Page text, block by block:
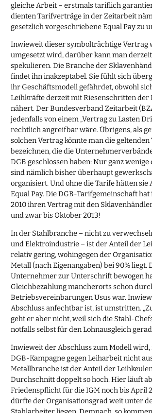
gleiche Arbeit – erstmals tariflich
dienten Tarifverträge in der Zeitarbeit
gesetzlich vorgeschriebene Equal Pay zu
Inwieweit dieser symbolträchtige Vertrag
umgesetzt wird, darüber kann man
spekulieren. Die Branche der
findet ihn inakzeptabel. Sie fühlt sich
ihr Geschäftsmodell gefährdet, obwohl
Leihkräfte derzeit mit Riesenschritten der
nähert. Der Bundesverband Zeitarbeit
jedenfalls von einem „Vertrag zu Lasten
rechtlich angreifbar wäre. Übrigens, als
solchen Vertrag könnte man die
bezeichnen, die die
DGB geschlossen haben: Nur ganz
sind nämlich bisher überhaupt
organisiert. Und ohne die Tarife hätten sie
Equal Pay. Die DGB-Tarifgemeinschaft
2010 ihren Vertrag mit den
und zwar bis Oktober 2013!
In der Stahlbranche – nicht zu
und Elektroindustrie – ist der Anteil der
relativ gering, wohingegen der
Metall (nach Eigenangaben) bei 90% liegt.
Unternehmer zur Unterschrift bewogen
Gleichbezahlung mancherorts schon
Betriebsvereinbarungen Usus war.
Abschluss anfechtbar ist, ist umstritten.
geht er aber nicht, weil sich die Stahl-
notfalls selbst für den Lohnausgleich
Inwieweit der Abschluss zum Modell
DGB-Kampagne gegen Leiharbeit nicht
Metallbranche ist der Anteil der
Durchschnitt doppelt so hoch. Hier läuft
Friedenspflicht für die IGM noch bis April
dürfte der Organisationsgrad weit unter